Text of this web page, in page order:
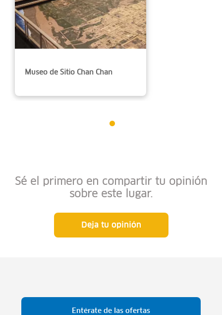
Museo de Sitio Chan Chan
Sé el primero en compartir tu opinión
sobre este lugar.
Deja tu opinión
Entérate de las ofertas